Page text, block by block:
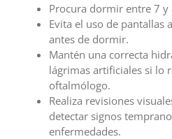
Procura dormir entre 7 y
Evita el uso de pantallas
antes de dormir.
Mantén una correcta
lágrimas artificiales si lo
oftalmólogo.
Realiza revisiones
detectar signos
enfermedades.